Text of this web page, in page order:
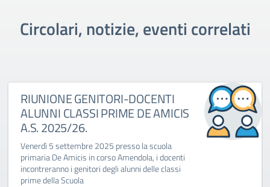
Circolari, notizie, eventi correlati
RIUNIONE GENITORI-DOCENTI
ALUNNI CLASSI PRIME DE AMICIS
A.S. 2025/26.
Venerdì 5 settembre 2025 presso la scuola
primaria De Amicis in corso Amendola, i docenti
incontreranno i genitori degli alunni delle classi
prime della Scuola